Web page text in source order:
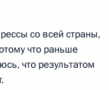
со всей страны,
что раньше
что результатом